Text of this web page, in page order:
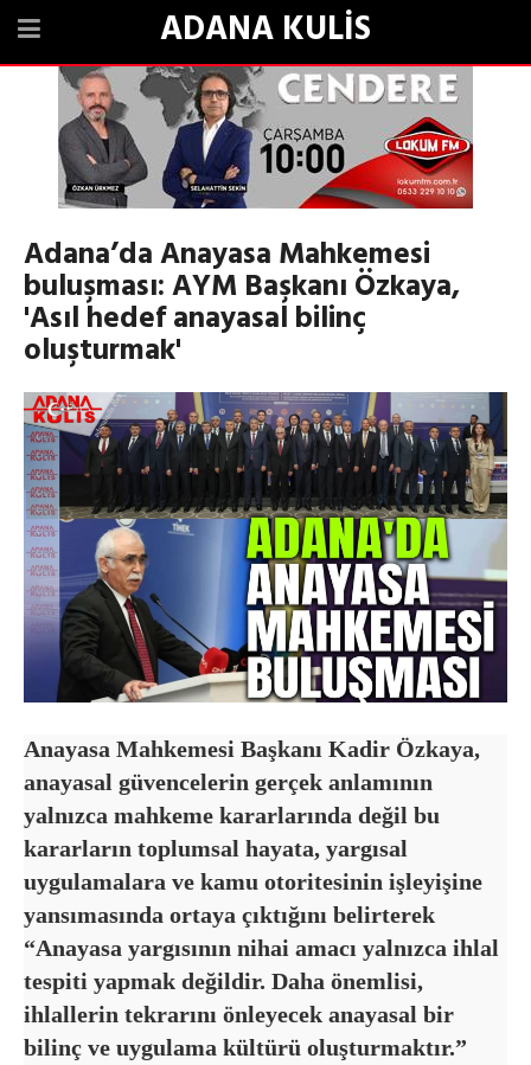
ADANA KULİS
Adana’da Anayasa Mahkemesi
buluşması: AYM Başkanı Özkaya,
'Asıl hedef anayasal bilinç
oluşturmak'
Anayasa Mahkemesi Başkanı Kadir Özkaya,
anayasal güvencelerin gerçek anlamının
yalnızca mahkeme kararlarında değil bu
kararların toplumsal hayata, yargısal
uygulamalara ve kamu otoritesinin işleyişine
yansımasında ortaya çıktığını belirterek
“Anayasa yargısının nihai amacı yalnızca ihlal
tespiti yapmak değildir. Daha önemlisi,
ihlallerin tekrarını önleyecek anayasal bir
bilinç ve uygulama kültürü oluşturmaktır.”